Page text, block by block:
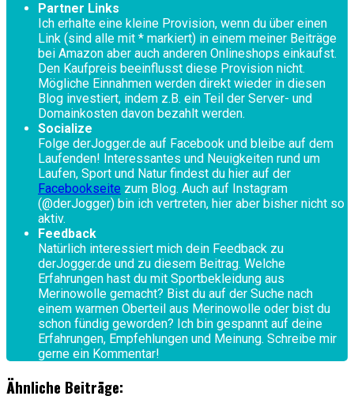
Partner Links
Ich erhalte eine kleine Provision, wenn du über einen
Link (sind alle mit * markiert) in einem meiner Beiträge
bei Amazon aber auch anderen Onlineshops einkaufst.
Den Kaufpreis beeinflusst diese Provision nicht.
Mögliche Einnahmen werden direkt wieder in diesen
Blog investiert, indem z.B. ein Teil der Server- und
Domainkosten davon bezahlt werden.
Socialize
Folge derJogger.de auf Facebook und bleibe auf dem
Laufenden! Interessantes und Neuigkeiten rund um
Laufen, Sport und Natur findest du hier auf der
Facebookseite zum Blog. Auch auf Instagram
(@derJogger) bin ich vertreten, hier aber bisher nicht so
aktiv.
Feedback
Natürlich interessiert mich dein Feedback zu
derJogger.de und zu diesem Beitrag. Welche
Erfahrungen hast du mit Sportbekleidung aus
Merinowolle gemacht? Bist du auf der Suche nach
einem warmen Oberteil aus Merinowolle oder bist du
schon fündig geworden? Ich bin gespannt auf deine
Erfahrungen, Empfehlungen und Meinung. Schreibe mir
gerne ein Kommentar!
Ähnliche Beiträge: